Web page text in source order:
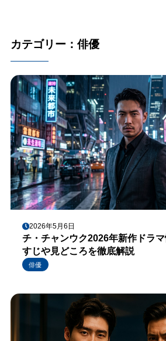
カテゴリー：俳優
2026年5月6日
チ・チャンウク2026年新作ドラ
すじや見どころを徹底解説
俳優